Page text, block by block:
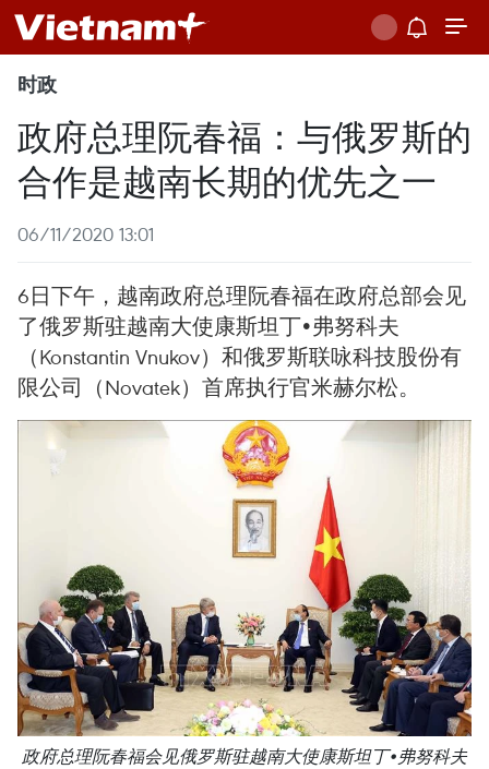
时政
政府总理阮春福：与俄罗斯的
合作是越南长期的优先之一
06/11/2020 13:01
6日下午，越南政府总理阮春福在政府总部会见
了俄罗斯驻越南大使康斯坦丁•弗努科夫
（Konstantin Vnukov）和俄罗斯联咏科技股份有
限公司（Novatek）首席执行官米赫尔松。
政府总理阮春福会见俄罗斯驻越南大使康斯坦丁•弗努科夫